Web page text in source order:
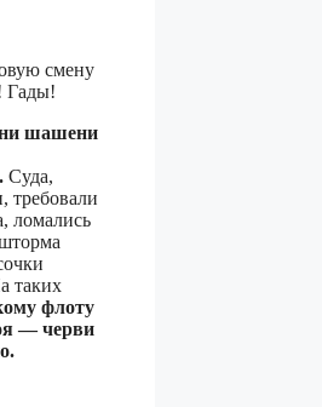
смену
Гады!
шашени
Суда,
требовали
ломались
таких
флоту
— черви